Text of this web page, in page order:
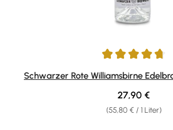
Durchschnittliche Bewertung von 4.85
Schwarzer Rote Williamsbirne
(55,80 € / 1 Liter)
Regulärer
27,90 €